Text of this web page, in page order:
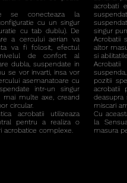
se conecteaza la
cu un singur
cu tab dublu). De
a cercului aerian va
va fi folosit, efectul
de confort al
dubla, suspendate in
se vor invarti, insa vor
asemanatoare cu
intr-un singur
multe axe, creand
circular.
acrobatii utilizeaza
pentru a realiza o
acrobatice complexe.
acrobati
singur
Acrobatii
altor
si
pozitii
acrobatii
deasupra
miscari
Cu
la
masura